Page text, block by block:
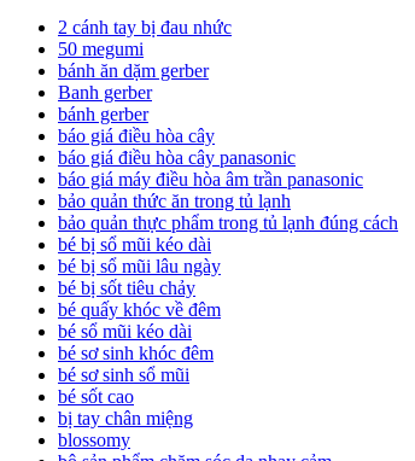
2 cánh tay bị đau nhức
50 megumi
bánh ăn dặm gerber
Banh gerber
bánh gerber
báo giá điều hòa cây
báo giá điều hòa cây panasonic
báo giá máy điều hòa âm trần panasonic
bảo quản thức ăn trong tủ lạnh
bảo quản thực phẩm trong tủ lạnh đúng cách
bé bị sổ mũi kéo dài
bé bị sổ mũi lâu ngày
bé bị sốt tiêu chảy
bé quấy khóc về đêm
bé sổ mũi kéo dài
bé sơ sinh khóc đêm
bé sơ sinh sổ mũi
bé sốt cao
bị tay chân miệng
blossomy